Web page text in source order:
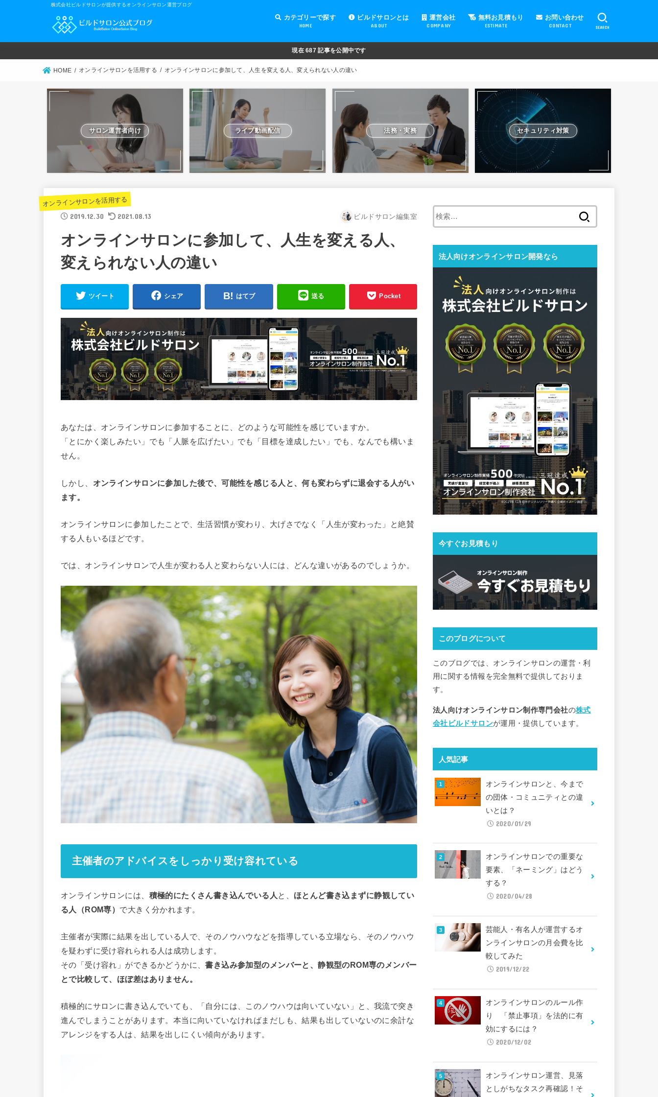
株式会社ビルドサロンが提供するオンラインサロン運営ブログ
カテゴリーで探す
HOME
オンラインサロンの運営
オンラインサロンの集客
オンラインサロンの紹介
オンラインサロンの活用
法務・実務
ライブ動画配信
動画制作・編集
セキュリティ対策
Facebook運営
会費設定
オンラインサロンの開設準備
道具・機材紹介と解説
NFT
ビルドサロンとは
ABOUT
運営会社
COMPANY
無料お見積もり
ESTIMATE
お問い合わせ
CONTACT SEARCH
現在687 記事を公開中です
HOME オンラインサロンを活用する オンラインサロンに参加して、人生を変える人、変えられない人の違い
サロン運営者向け ライブ動画配信 法務・実務 セキュリティ対策
オンラインサロンを活用する
2019.12.30 2021.08.13 ビルドサロン編集室
オンラインサロンに参加して、人生を変える人、
変えられない人の違い
ツイート シェア はてブ 送る Pocket
あなたは、オンラインサロンに参加することに、どのような可能性を感じていますか。
「とにかく楽しみたい」でも「人脈を広げたい」でも「目標を達成したい」でも、なんでも構いま
せん。
しかし、 オンラインサロンに参加した後で、可能性を感じる人と、何も変わらずに退会する人がい
ます。
オンラインサロンに参加したことで、生活習慣が変わり、大げさでなく「人生が変わった」と絶賛
する人もいるほどです。
では、オンラインサロンで人生が変わる人と変わらない人には、どんな違いがあるのでしょうか。
主催者のアドバイスをしっかり受け容れている
オンラインサロンには、 積極的にたくさん書き込んでいる人 と、 ほとんど書き込まずに静観してい
る人（ROM専） で大きく分かれます。
主催者が実際に結果を出している人で、そのノウハウなどを指導している立場なら、そのノウハウ
を疑わずに受け容れられる人は成功します。
その「受け容れ」ができるかどうかに、書き込み参加型のメンバーと、静観型のROM専のメンバー
とで比較して、ほぼ差はありません。
積極的にサロンに書き込んでいても、「自分には、このノウハウは向いていない」と、我流で突き
進んでしまうことがあります。本当に向いていなければまだしも、結果も出していないのに余計な
アレンジをする人は、結果を出しにくい傾向があります。
法人向けオンラインサロン開発なら
今すぐお見積もり
このブログについて
このブログでは、オンラインサロンの運営・利
用に関する情報を完全無料で提供しておりま
す。
法人向けオンラインサロン制作専門会社の株式
会社ビルドサロンが運用・提供しています。
人気記事
オンラインサロンと、今まで
の団体・コミュニティとの違
いとは？
2020/01/29
オンラインサロンでの重要な
要素、「ネーミング」はどう
する？
2020/04/28
芸能人・有名人が運営するオ
ンラインサロンの月会費を比
較してみた
2019/12/22
オンラインサロンのルール作
り 「禁止事項」を法的に有
効にするには？
2020/12/02
オンラインサロン運営、見落
としがちなタスク再確認！そ